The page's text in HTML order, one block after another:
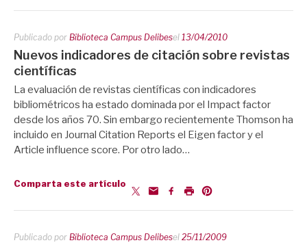
Publicado por Biblioteca Campus Delibesel 13/04/2010
Nuevos indicadores de citación sobre revistas
científicas
La evaluación de revistas científicas con indicadores
bibliométricos ha estado dominada por el Impact factor
desde los años 70. Sin embargo recientemente Thomson ha
incluido en Journal Citation Reports el Eigen factor y el
Article influence score. Por otro lado…
Comparta este artículo
Publicado por Biblioteca Campus Delibesel 25/11/2009